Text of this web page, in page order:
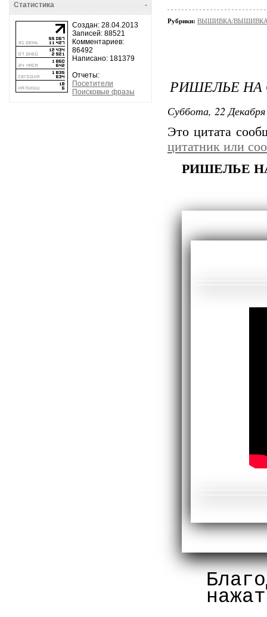
-
Статистика
Создан: 28.04.2013
Записей: 88521
Комментариев:
86492
Написано: 181379
Отчеты:
Посетители
Поисковые фразы
Рубрики: ВЫШИВКА/ВЫШИВКА
РИШЕЛЬЕ
Суббота, 22
Это цитата
цитатник или
РИШЕЛЬЕ